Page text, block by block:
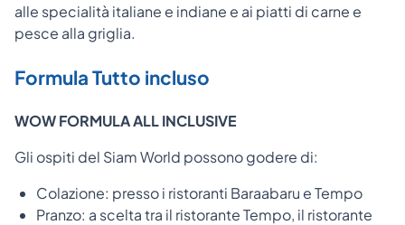
alle specialità italiane e indiane e ai piatti di carne e
pesce alla griglia.
Formula Tutto incluso
WOW FORMULA ALL INCLUSIVE
Gli ospiti del Siam World possono godere di:
Colazione: presso i ristoranti Baraabaru e Tempo
Pranzo: a scelta tra il ristorante Tempo, il ristorante